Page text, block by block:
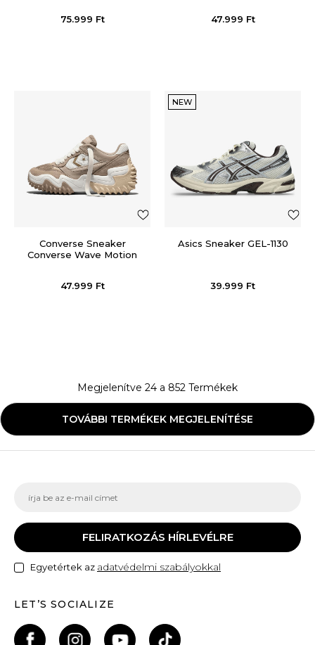
75.999 Ft
47.999 Ft
Converse Sneaker
Converse Wave Motion
47.999 Ft
NEW
Asics Sneaker GEL-1130
39.999 Ft
Megjelenítve 24 a 852 Termékek
TOVÁBBI TERMÉKEK MEGJELENÍTÉSE
FELIRATKOZÁS HÍRLEVÉLRE
Egyetértek az adatvédelmi szabályokkal
LET’S SOCIALIZE